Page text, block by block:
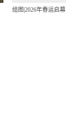
组图|2026年春运启幕